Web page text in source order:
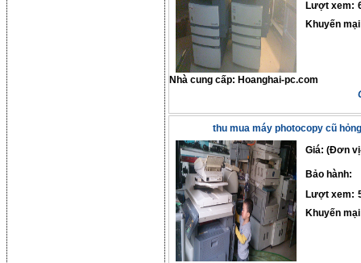
Lượt xem:
Khuyến
Nhà cung cấp: Hoanghai-pc.com
thu mua máy photocopy cũ hỏng
Giá: (Đơn
Bảo hành:
Lượt xem:
Khuyến